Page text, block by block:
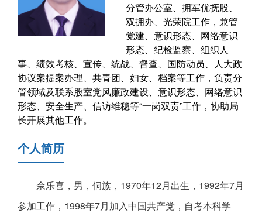
分管办公室、拥军优抚股、
双拥办、光荣院工作，兼管
党建、意识形态、网络意识
形态、纪检监察、组织人
事、绩效考核、宣传、统战、督查、国防动员、人大政
协议案提案办理、共青团、妇女、档案等工作，负责分
管领域及联系股室党风廉政建设、意识形态、网络意识
形态、安全生产、信访维稳等“一岗双责”工作，协助局
长开展其他工作。
个人简历
佘乐喜，男，侗族，1970年12月出生，1992年7月
参加工作，1998年7月加入中国共产党，自考本科学